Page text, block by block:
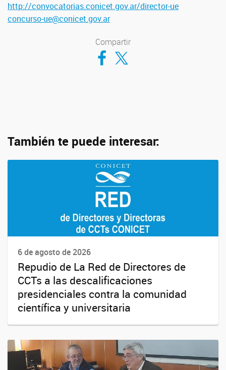
http://convocatorias.conicet.gov.ar/director-ue
concurso-ue@conicet.gov.ar
Compartir
Compartir en Facebook
Compartir en Twitter
También te puede interesar:
6 de agosto de 2026
Repudio de La Red de Directores de
CCTs a las descalificaciones
presidenciales contra la comunidad
científica y universitaria